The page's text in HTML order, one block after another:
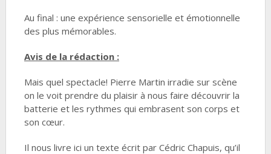
Au final : une expérience sensorielle et émotionnelle
des plus mémorables.
Avis de la rédaction :
Mais quel spectacle! Pierre Martin irradie sur scène
on le voit prendre du plaisir à nous faire découvrir la
batterie et les rythmes qui embrasent son corps et
son cœur.
Il nous livre ici un texte écrit par Cédric Chapuis, qu’il